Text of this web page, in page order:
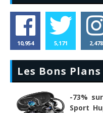
10,954 5,171 2,478
Les Bons Plans
-73%
Sport